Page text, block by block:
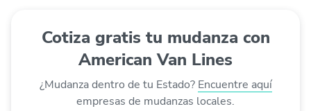
Cotiza gratis tu mudanza con
American Van Lines
¿Mudanza dentro de tu Estado? Encuentre aquí
empresas de mudanzas locales.